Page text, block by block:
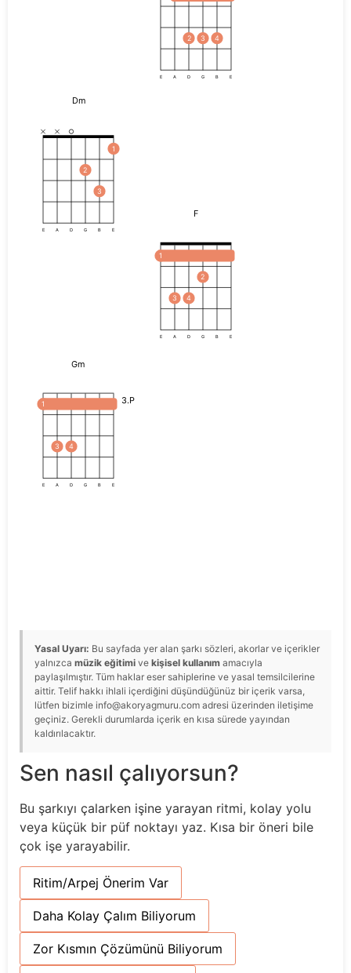
2 3 4
E A D G B E
Dm
2
3
1
E A D G B E
F
1
3 4
2
E A D G B E
Gm
3.P
1
3 4
E A D G B E
Yasal Uyarı: Bu sayfada yer alan şarkı sözleri, akorlar ve içerikler
yalnızca müzik eğitimi ve kişisel kullanım amacıyla
paylaşılmıştır. Tüm haklar eser sahiplerine ve yasal temsilcilerine
aittir. Telif hakkı ihlali içerdiğini düşündüğünüz bir içerik varsa,
lütfen bizimle info@akoryagmuru.com adresi üzerinden iletişime
geçiniz. Gerekli durumlarda içerik en kısa sürede yayından
kaldırılacaktır.
Sen nasıl çalıyorsun?
Bu şarkıyı çalarken işine yarayan ritmi, kolay yolu
veya küçük bir püf noktayı yaz. Kısa bir öneri bile
çok işe yarayabilir.
Ritim/Arpej Önerim Var
Daha Kolay Çalım Biliyorum
Zor Kısmın Çözümünü Biliyorum